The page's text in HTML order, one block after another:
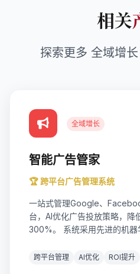
相关
探索更多 全域增
全域增长
智能广告管家
🏆 跨平台广告管理系统
一站式管理Google、
台，AI优化广告投放策略，
300%。 系统采用先进的机器
新，多维度分析，可视化报
跨平台管理 AI优化 ROI提升